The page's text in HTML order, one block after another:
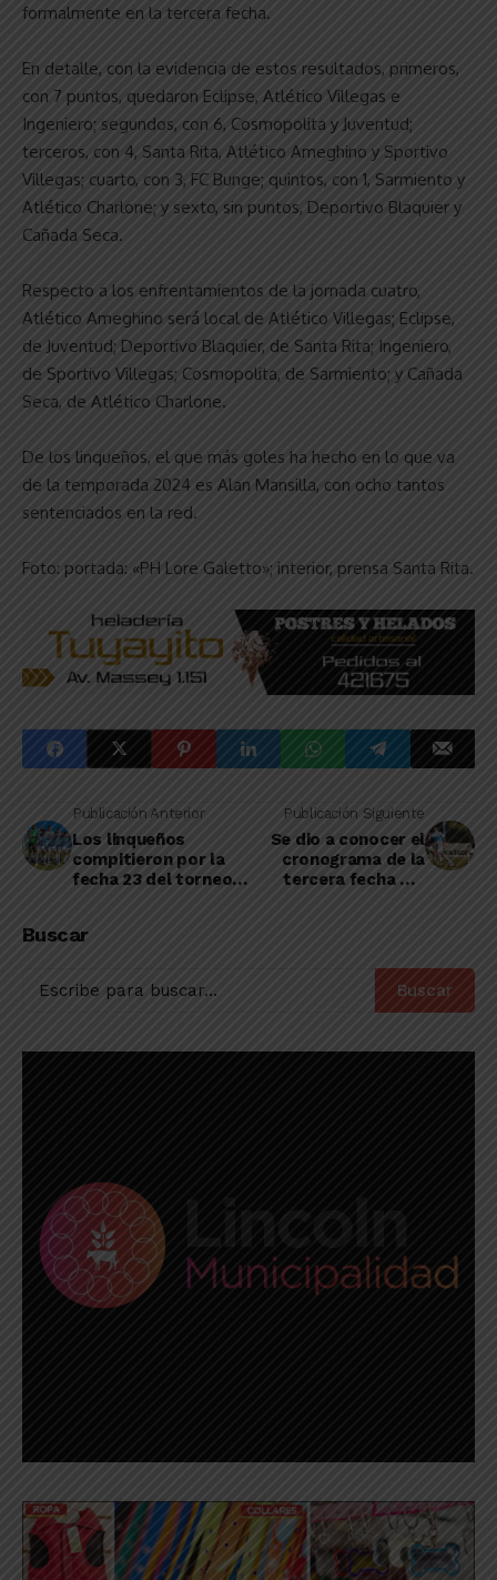
formalmente en la tercera fecha.
En detalle, con la evidencia de estos resultados, primeros,
con 7 puntos, quedaron Eclipse, Atlético Villegas e
Ingeniero; segundos, con 6, Cosmopolita y Juventud;
terceros, con 4, Santa Rita, Atlético Ameghino y Sportivo
Villegas; cuarto, con 3, FC Bunge; quintos, con 1, Sarmiento y
Atlético Charlone; y sexto, sin puntos, Deportivo Blaquier y
Cañada Seca.
Respecto a los enfrentamientos de la jornada cuatro,
Atlético Ameghino será local de Atlético Villegas; Eclipse,
de Juventud; Deportivo Blaquier, de Santa Rita; Ingeniero,
de Sportivo Villegas; Cosmopolita, de Sarmiento; y Cañada
Seca, de Atlético Charlone.
De los linqueños, el que más goles ha hecho en lo que va
de la temporada 2024 es Alan Mansilla, con ocho tantos
sentenciados en la red.
Foto: portada: «PH Lore Galetto»; interior, prensa Santa Rita.
Publicación Anterior
Los linqueños
compitieron por la
fecha 23 del torneo
Publicación Siguiente
Se dio a conocer el
cronograma de la
tercera fecha del
Buscar
Buscar